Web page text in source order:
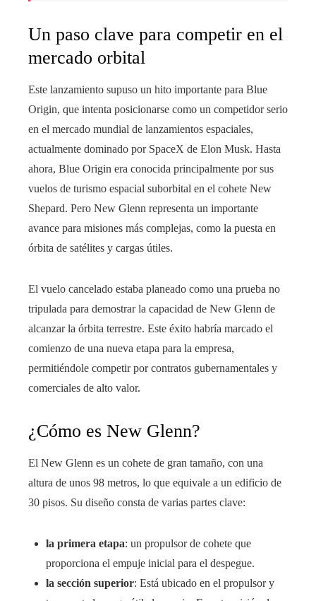
Un paso clave para competir en el
mercado orbital
Este lanzamiento supuso un hito importante para Blue
Origin, que intenta posicionarse como un competidor serio
en el mercado mundial de lanzamientos espaciales,
actualmente dominado por SpaceX de Elon Musk. Hasta
ahora, Blue Origin era conocida principalmente por sus
vuelos de turismo espacial suborbital en el cohete New
Shepard. Pero New Glenn representa un importante
avance para misiones más complejas, como la puesta en
órbita de satélites y cargas útiles.
El vuelo cancelado estaba planeado como una prueba no
tripulada para demostrar la capacidad de New Glenn de
alcanzar la órbita terrestre. Este éxito habría marcado el
comienzo de una nueva etapa para la empresa,
permitiéndole competir por contratos gubernamentales y
comerciales de alto valor.
¿Cómo es New Glenn?
El New Glenn es un cohete de gran tamaño, con una
altura de unos 98 metros, lo que equivale a un edificio de
30 pisos. Su diseño consta de varias partes clave:
la primera etapa: un propulsor de cohete que
proporciona el empuje inicial para el despegue.
la sección superior: Está ubicado en el propulsor y